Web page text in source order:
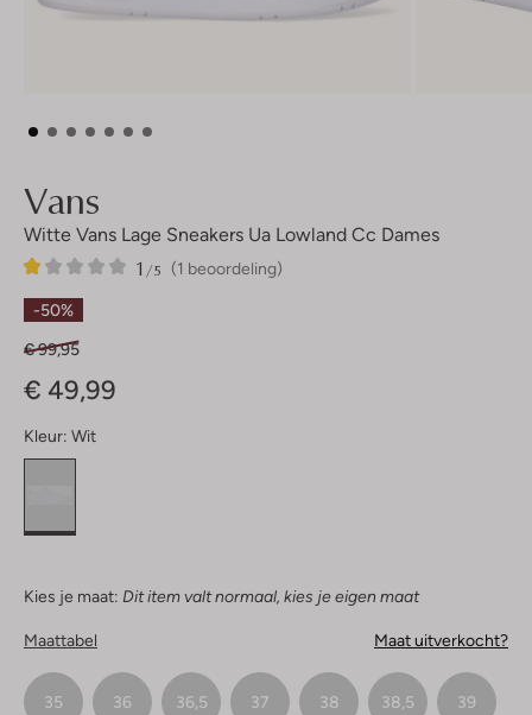
Vans
Witte Vans Lage Sneakers Ua Lowland Cc Dames
(1 beoordeling)
1 /5
1
1
Ster
-50%
€ 99,95
€ 49,99
Kleur: Wit
Kies je maat: Dit item valt normaal, kies je eigen maat
Maattabel Maat uitverkocht?
35 36 36,5 37 38 38,5 39